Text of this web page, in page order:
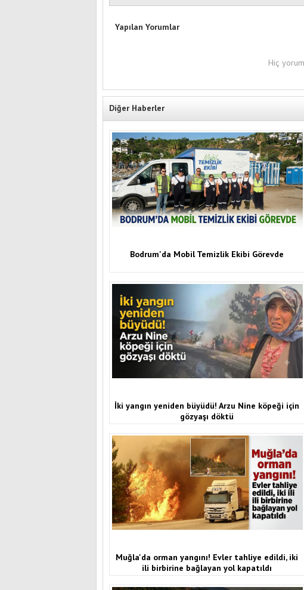
Yapılan Yorumlar
Hiç
Diğer Haberler
Bodrum'da Mobil Temizlik Ekibi Görevde
İki yangın yeniden büyüdü! Arzu Nine köpeği için
gözyaşı döktü
Muğla'da orman yangını! Evler tahliye edildi, iki
ili birbirine bağlayan yol kapatıldı